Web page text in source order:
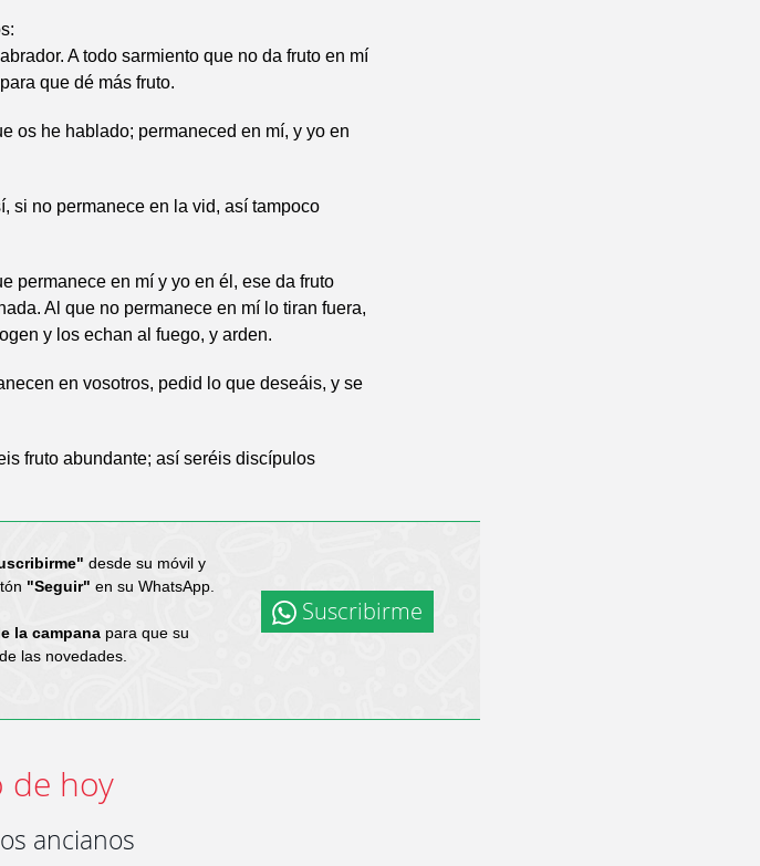
A todo sarmiento que no da fruto en mí
que dé más fruto.
os he hablado; permaneced en mí, y yo en
si no permanece en la vid, así tampoco
permanece en mí y yo en él, ese da fruto
Al que no permanece en mí lo tiran fuera,
y los echan al fuego, y arden.
en vosotros, pedid lo que deseáis, y se
fruto abundante; así seréis discípulos
desde su móvil y
"Seguir" en su WhatsApp.
la campanapara que su
las novedades.
Suscribirme
de hoy
ancianos